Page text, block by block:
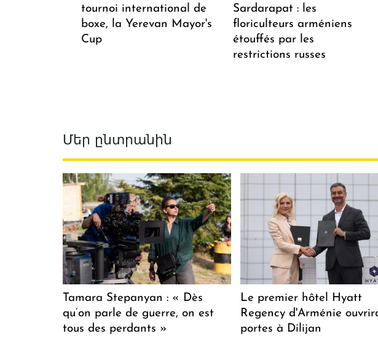
tournoi international de
boxe, la Yerevan Mayor's
Cup
Sardarapat : les
floriculteurs arméniens
étouffés par les
restrictions russes
Մեր ընտրանին
Tamara Stepanyan : « Dès
qu’on parle de guerre, on est
tous des perdants »
Le premier hôtel Hyatt
Regency d'Arménie
portes à Dilijan